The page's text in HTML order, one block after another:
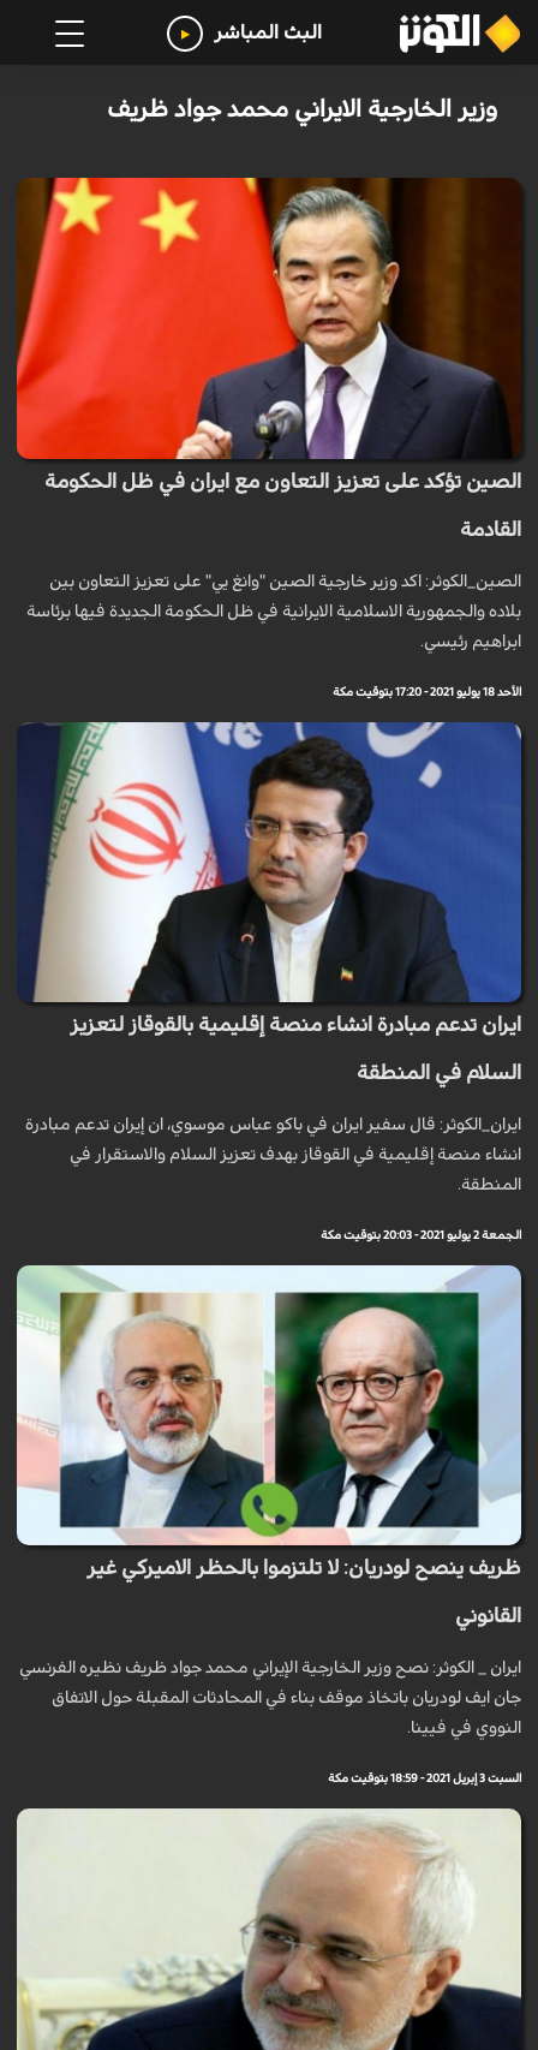
البث المباشر
وزير الخارجية الايراني محمد جواد ظريف
الصين تؤكد على تعزيز التعاون مع ايران في ظل الحكومة
القادمة
الصين_الكوثر: اكد وزير خارجية الصين "وانغ يي" على تعزيز التعاون بين
بلاده والجمهورية الاسلامية الايرانية في ظل الحكومة الجديدة فیها برئاسة
ابراهيم رئيسي.
الأحد 18 يوليو 2021 - 17:20 بتوقيت مكة
ايران تدعم مبادرة انشاء منصة إقليمية بالقوقاز لتعزيز
السلام في المنطقة
ايران_الكوثر: قال سفير ايران في باكو عباس موسوي، ان إيران تدعم مبادرة
انشاء منصة إقليمية في القوقاز بهدف تعزيز السلام والاستقرار في
المنطقة.
الجمعة 2 يوليو 2021 - 20:03 بتوقيت مكة
ظريف ينصح لودريان: لا تلتزموا بالحظر الاميركي غير
القانوني
ايران _ الكوثر: نصح وزير الخارجية الإيراني محمد جواد ظريف نظيره الفرنسي
جان ايف لودريان باتخاذ موقف بناء في المحادثات المقبلة حول الاتفاق
النووي في فيينا.
السبت 3 إبريل 2021 - 18:59 بتوقيت مكة